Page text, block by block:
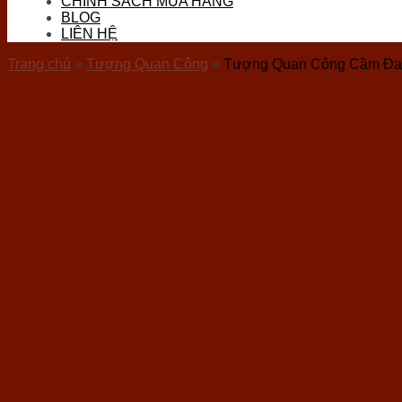
Đá Thọ Sơn
Đá Tourmaline
Đá Vàng Găm (Pyrite)
Đá Nham Thạch
Gỗ Hóa Thạch
BLOG
LIÊN HỆ
Trang chủ » Tượng Quan Công » Tượng Quan Công Cầm